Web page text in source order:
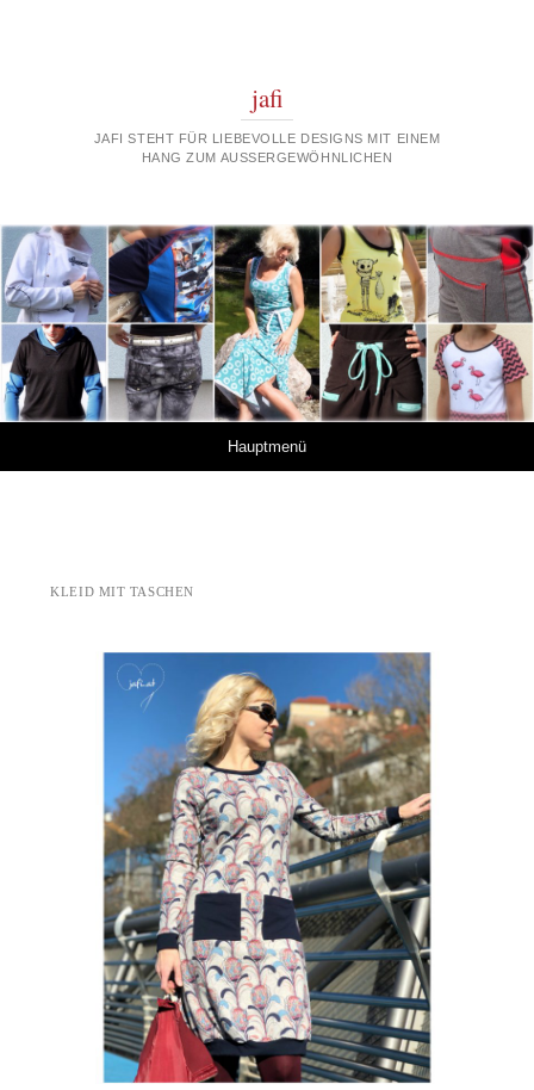
jafi
JAFI STEHT FÜR LIEBEVOLLE DESIGNS MIT EINEM
HANG ZUM AUSSERGEWÖHNLICHEN
Hauptmenü
KLEID MIT TASCHEN